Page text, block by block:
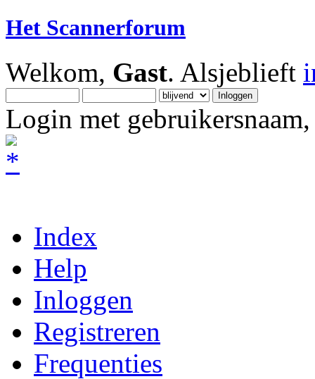
Het Scannerforum
Welkom, Gast. Alsjeblieft
Login met
Index
Help
Inloggen
Registreren
Frequenties